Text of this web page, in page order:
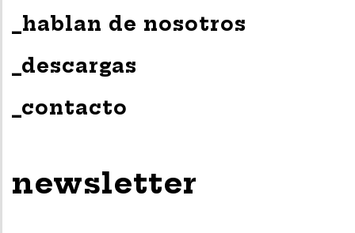
_hablan de nosotros
_descargas
_contacto
newsletter